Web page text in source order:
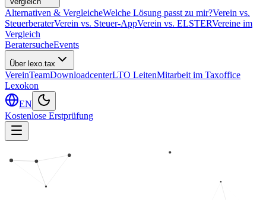
Alternativen & VergleicheWelche Lösung passt zu mir?Verein vs.
SteuerberaterVerein vs. Steuer-AppVerein vs. ELSTERVereine im
Vergleich
BeratersucheEvents
Über lexo.tax
VereinTeamDownloadcenterLTO LeitenMitarbeit im Taxoffice
Lexokon
EN
Kostenlose Erstprüfung